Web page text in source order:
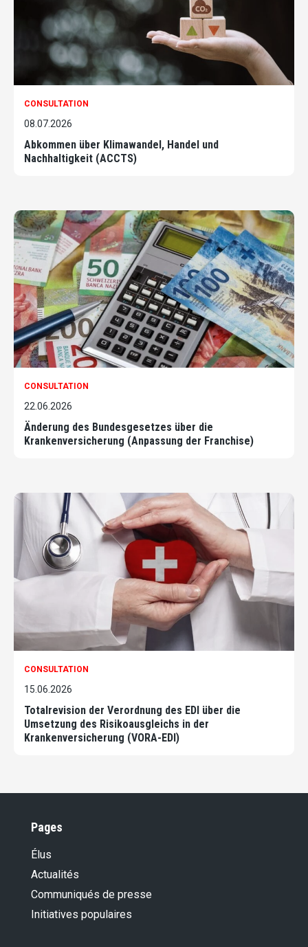
CONSULTATION
08.07.2026
Abkommen über Klimawandel, Handel und
Nachhaltigkeit (ACCTS)
CONSULTATION
22.06.2026
Änderung des Bundesgesetzes über die
Krankenversicherung (Anpassung der Franchise)
CONSULTATION
15.06.2026
Totalrevision der Verordnung des EDI über die
Umsetzung des Risikoausgleichs in der
Krankenversicherung (VORA-EDI)
Pages
Élus
Actualités
Communiqués de presse
Initiatives populaires